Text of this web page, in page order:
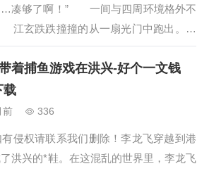
够了啊！” 一间与四周环境格外不
玄跌跌撞撞的从一扇光门中跑出。
，活像是遭了...
着捕鱼游戏在洪兴-好个一文钱
载
前 336
侵权请联系我们删除！李龙飞穿越到港
洪兴的*鞋。在这混乱的世界里，李龙飞